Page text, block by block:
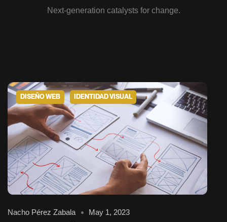
Next-generation catalysts for change.
DISEÑO WEB IDENTIDAD VISUAL
Nacho Pérez Zabala May 1, 2023